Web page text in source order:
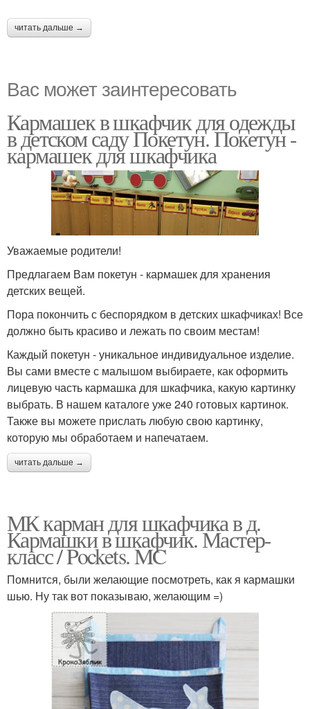
читать дальше →
Вас может заинтересовать
Кармашек в шкафчик для одежды
в детском саду Покетун. Покетун -
кармашек для шкафчика
Уважаемые родители!
Предлагаем Вам покетун - кармашек для хранения
детских вещей.
Пора покончить с беспорядком в детских шкафчиках! Все
должно быть красиво и лежать по своим местам!
Каждый покетун - уникальное индивидуальное изделие.
Вы сами вместе с малышом выбираете, как оформить
лицевую часть кармашка для шкафчика, какую картинку
выбрать. В нашем каталоге уже 240 готовых картинок.
Также вы можете прислать любую свою картинку,
которую мы обработаем и напечатаем.
читать дальше →
МК карман для шкафчика в д.
Кармашки в шкафчик. Мастер-
класс / Pockets. MC
Помнится, были желающие посмотреть, как я кармашки
шью. Ну так вот показываю, желающим =)